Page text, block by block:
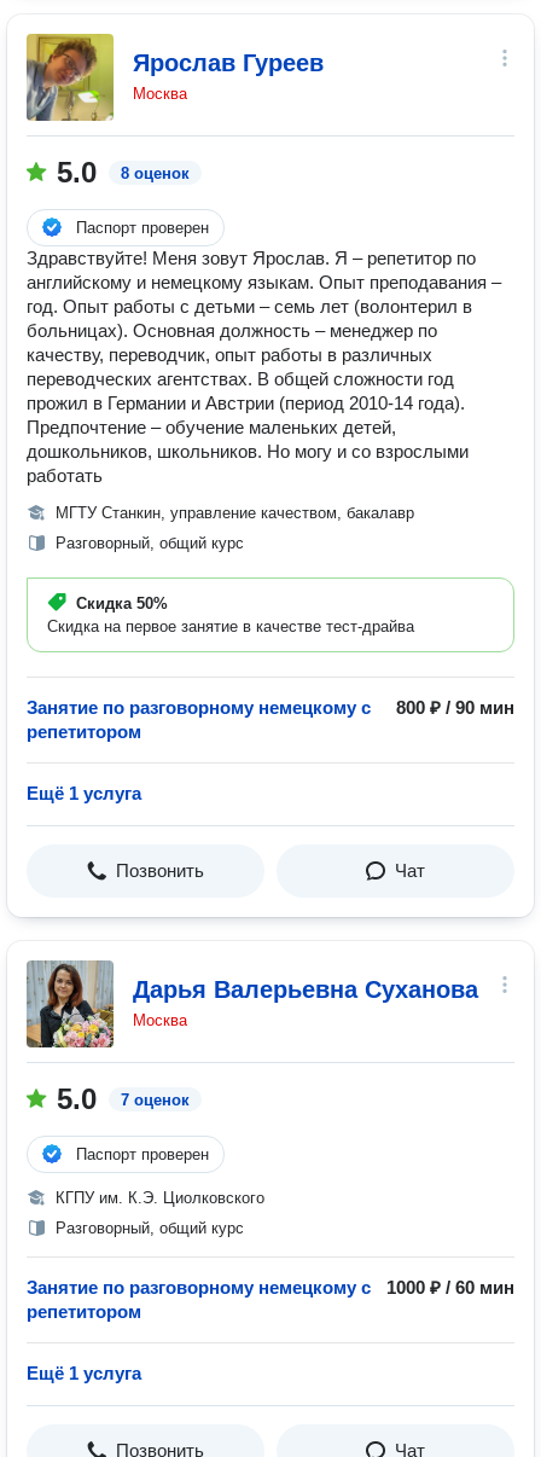
Ярослав Гуреев
Москва
5.0 8 оценок
Паспорт проверен
Здравствуйте! Меня зовут Ярослав. Я – репетитор по
английскому и немецкому языкам. Опыт преподавания –
год. Опыт работы с детьми – семь лет (волонтерил в
больницах). Основная должность – менеджер по
качеству, переводчик, опыт работы в различных
переводческих агентствах. В общей сложности год
прожил в Германии и Австрии (период 2010-14 года).
Предпочтение – обучение маленьких детей,
дошкольников, школьников. Но могу и со взрослыми
работать
МГТУ Станкин, управление качеством, бакалавр
Разговорный, общий курс
Скидка 50%
Скидка на первое занятие в качестве тест-драйва
Занятие по разговорному немецкому с
репетитором
800 ₽ / 90 мин
Ещё 1 услуга
Позвонить Чат
Дарья Валерьевна Суханова
Москва
5.0 7 оценок
Паспорт проверен
КГПУ им. К.Э. Циолковского
Разговорный, общий курс
Занятие по разговорному немецкому с
репетитором
1000 ₽ / 60 мин
Ещё 1 услуга
Позвонить Чат